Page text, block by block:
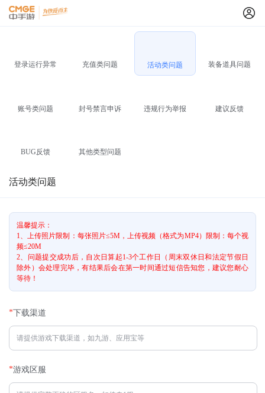
登录运行异常 充值类问题 活动类问题 装备道具问题
账号类问题 封号禁言申诉 违规行为举报 建议反馈
BUG反馈 其他类型问题
活动类问题
温馨提示：
1、上传照片限制：每张照片≤5M，上传视频（格式为MP4）限制：每个视
频≤20M
2、问题提交成功后，自次日算起1-3个工作日（周末双休日和法定节假日
除外）会处理完毕，有结果后会在第一时间通过短信告知您，建议您耐心
等待！
*下载渠道
*游戏区服